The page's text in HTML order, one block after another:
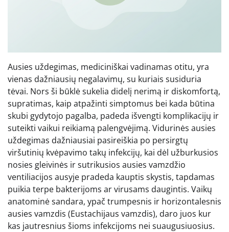
Ausies uždegimas, mediciniškai vadinamas otitu, yra
vienas dažniausių negalavimų, su kuriais susiduria
tėvai. Nors ši būklė sukelia didelį nerimą ir diskomfortą,
supratimas, kaip atpažinti simptomus bei kada būtina
skubi gydytojo pagalba, padeda išvengti komplikacijų ir
suteikti vaikui reikiamą palengvėjimą. Vidurinės ausies
uždegimas dažniausiai pasireiškia po persirgtų
viršutinių kvėpavimo takų infekcijų, kai dėl užburkusios
nosies gleivinės ir sutrikusios ausies vamzdžio
ventiliacijos ausyje pradeda kauptis skystis, tapdamas
puikia terpe bakterijoms ar virusams daugintis. Vaikų
anatominė sandara, ypač trumpesnis ir horizontalesnis
ausies vamzdis (Eustachijaus vamzdis), daro juos kur
kas jautresnius šioms infekcijoms nei suaugusiuosius.